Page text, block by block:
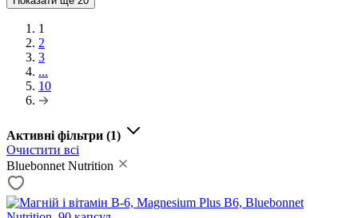
1
2
3
...
10
Активні фільтри (1)
Очистити всі
Bluebonnet Nutrition